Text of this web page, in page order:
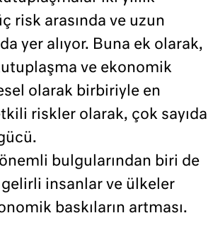
risk arasında ve uzun
yer alıyor. Buna ek olarak,
ve ekonomik
olarak birbiriyle en
riskler olarak, çok sayıda
bulgularından biri de
insanlar ve ülkeler
baskıların artması.